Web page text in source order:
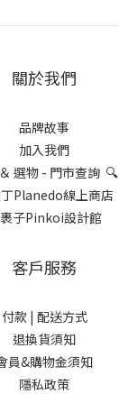
關於我們
品牌故事
加入我們
選物 - 門市查詢 🔍
Planedo線上商店
子Pinkoi設計館
客戶服務
付款 | 配送方式
退換貨須知
員&購物金須知
隱私政策